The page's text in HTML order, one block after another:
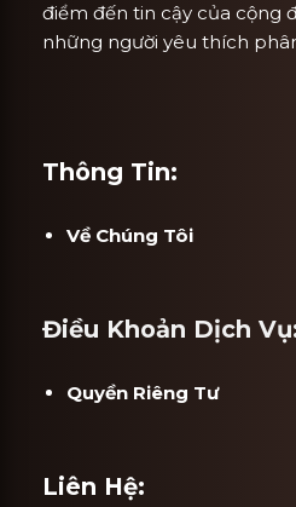
điểm đến tin cậy của cộng
những người yêu thích
Thông Tin:
Về Chúng Tôi
Điều Khoản Dịch
Quyền Riêng Tư
Liên Hệ: